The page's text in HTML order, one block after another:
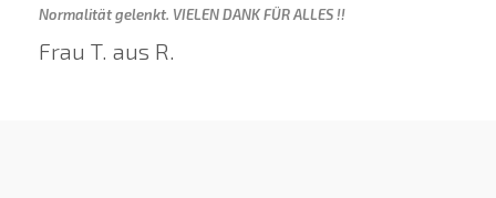
Normalität gelenkt. VIELEN DANK FÜR ALLES !!
Frau T. aus R.